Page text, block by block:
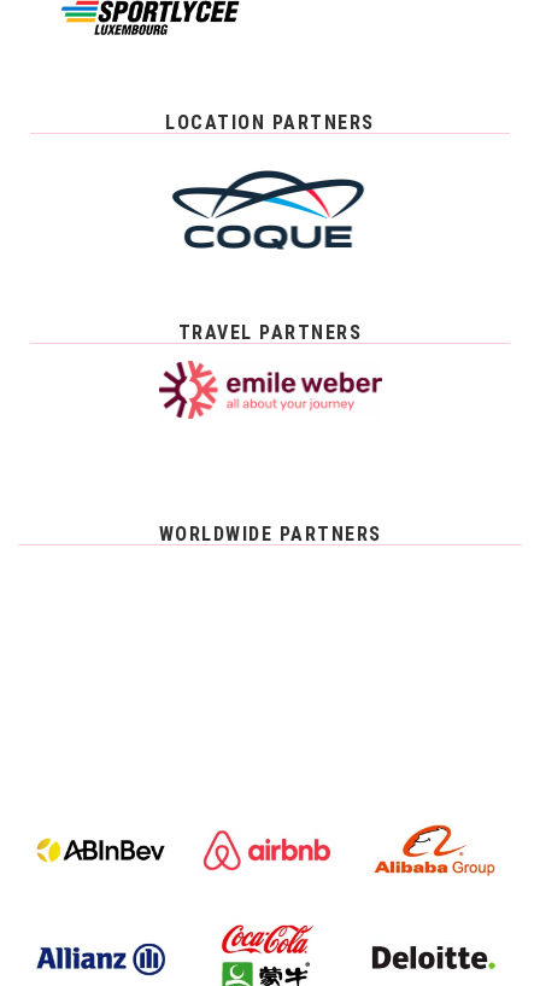
LOCATION PARTNERS
TRAVEL PARTNERS
WORLDWIDE PARTNERS